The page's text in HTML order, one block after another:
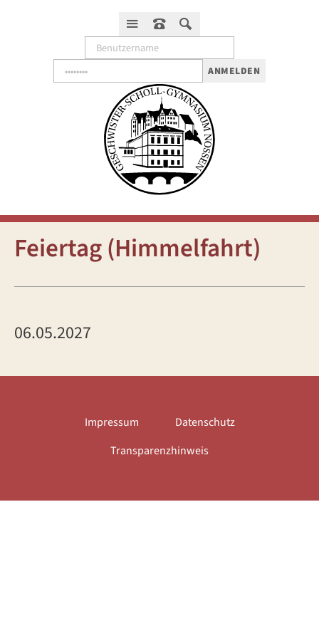
ANMELDEN
Feiertag (Himmelfahrt)
06.05.2027
Impressum
Datenschutz
Transparenzhinweis